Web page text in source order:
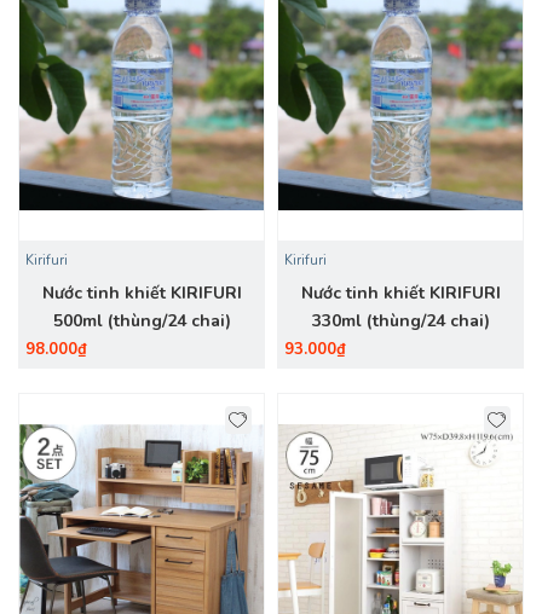
Kirifuri
Nước tinh khiết KIRIFURI
500ml (thùng/24 chai)
98.000₫
Kirifuri
Nước tinh khiết KIRIFURI
330ml (thùng/24 chai)
93.000₫